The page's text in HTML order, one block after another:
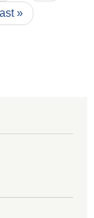
last »